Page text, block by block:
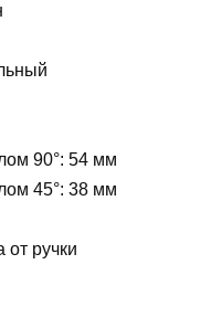
90°: 54 мм
45°: 38 мм
от ручки